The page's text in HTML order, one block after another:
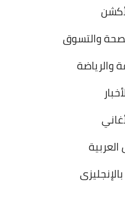
والتسوق
والرياضة